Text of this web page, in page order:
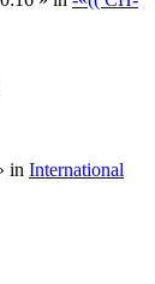
in International